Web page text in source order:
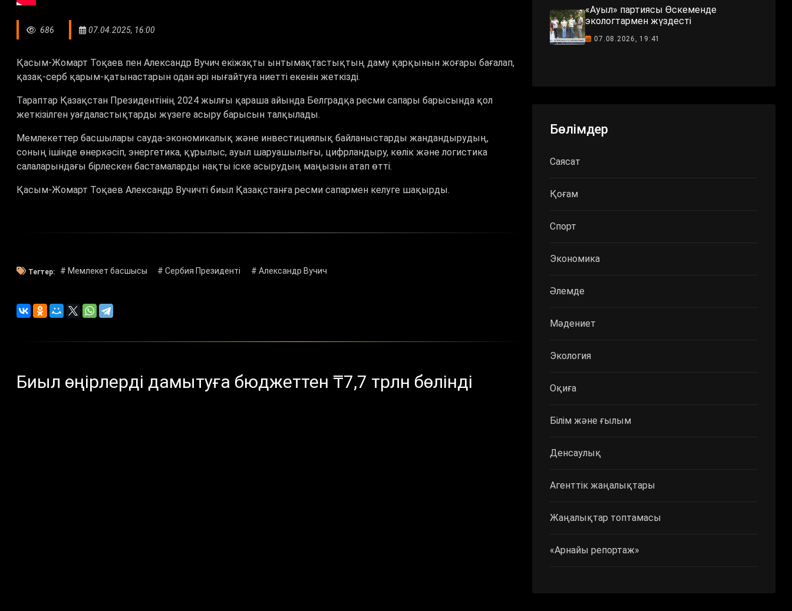
686 07.04.2025, 16:00
Қасым-Жомарт Тоқаев пен Александр Вучич екіжақты ынтымақтастықтың даму қарқынын жоғары бағалап,
қазақ-серб қарым-қатынастарын одан әрі нығайтуға ниетті екенін жеткізді.
Тараптар Қазақстан Президентінің 2024 жылғы қараша айында Белградқа ресми сапары барысында қол
жеткізілген уағдаластықтарды жүзеге асыру барысын талқылады.
Мемлекеттер басшылары сауда-экономикалық және инвестициялық байланыстарды жандандырудың,
соның ішінде өнеркәсіп, энергетика, құрылыс, ауыл шаруашылығы, цифрландыру, көлік және логистика
салаларындағы бірлескен бастамаларды нақты іске асырудың маңызын атап өтті.
Қасым-Жомарт Тоқаев Александр Вучичті биыл Қазақстанға ресми сапармен келуге шақырды.
Тегтер: # Мемлекет басшысы # Сербия Президенті # Александр Вучич
Биыл өңірлерді дамытуға бюджеттен ₸7,7 трлн бөлінді
«Ауыл» партиясы Өскеменде
экологтармен жүздесті
07.08.2026, 19:41
Бөлімдер
Саясат
Қоғам
Спорт
Экономика
Әлемде
Мәдениет
Экология
Оқиға
Білім және ғылым
Денсаулық
Агенттік жаңалықтары
Жаңалықтар топтамасы
«Арнайы репортаж»